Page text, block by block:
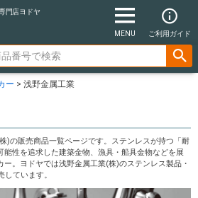
門店ヨドヤ
MENU ご利用ガイド
ー 浅野金属工業
)の販売商品一覧ページです。ステンレスが持つ「耐
能性を追求した建築金物、漁具・船具金物などを展
。ヨドヤでは浅野金属工業(株)のステンレス製品・
ています。